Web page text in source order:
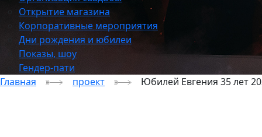
Открытие магазина
Корпоративные мероприятия
Дни рождения и юбилеи
Показы, шоу
Гендер-пати
Главная
проект Юбилей Евгения 35 лет